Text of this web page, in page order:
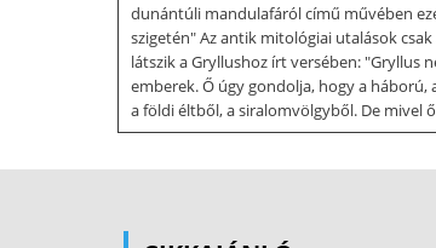
dunántúli mandulafáról című művében
szigetén" Az antik mitológiai utalások
látszik a Gryllushoz írt versében: "Gryllus
emberek. Ő úgy gondolja, hogy a
a földi éltből, a siralomvölgyből. De mivel